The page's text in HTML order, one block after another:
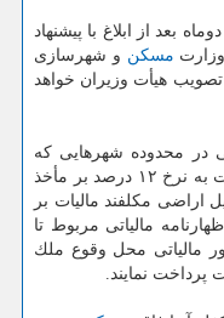
بعد از ابلاغ با پیشنهاد
مسكن و شهرسازی
هیأت وزیران خواهد
در محدوده شهرهایی كه
دولت تعیین می كند سالانه مشمول مالیات به نرخ ۱۲ درصد بر مأخذ
اراضی مكلفند مالیات بر
مالیاتی مربوط تا
مالیاتی محل وقوع ملك
نمایند.